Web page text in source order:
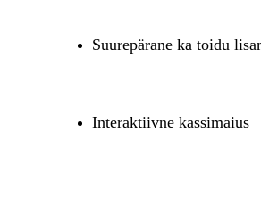
Suurepärane ka toidu
Interaktiivne kassimaius